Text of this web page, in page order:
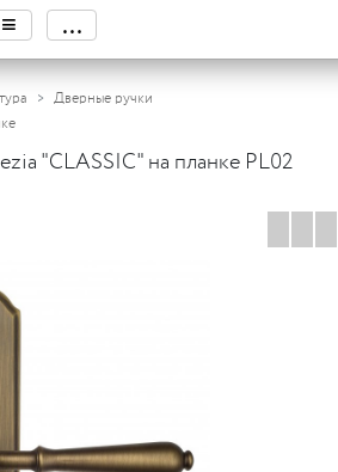
≡ ...
Дверные ручки
"CLASSIC" на планке PL02